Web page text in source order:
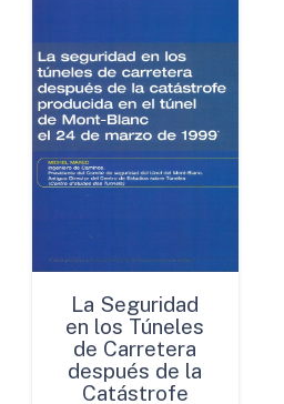
La Seguridad
en los Túneles
de Carretera
después de la
Catástrofe